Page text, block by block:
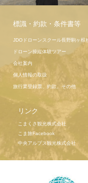
ー高遠桜
標識・約款・条件書等
JDOドローンスクール長野駒ヶ根
ドローン操縦体験ツアー
会社案内
個人情報の取扱
旅行業登録票、約款、その他
リンク
こまくさ観光株式会社
こま旅Facebook
中央アルプス観光株式会社